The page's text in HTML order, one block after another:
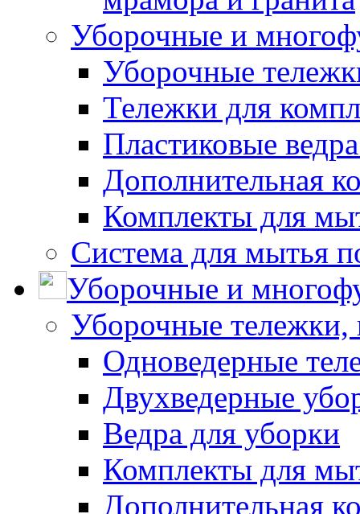
Уборочные и
Уборочные
Тележки для
Пластиковые
Дополнительная
Комплекты для
Система для мытья
Уборочные и
Уборочные тележки,
Одноведерные
Двухведерные
Ведра для уборки
Комплекты для
Дополнительная